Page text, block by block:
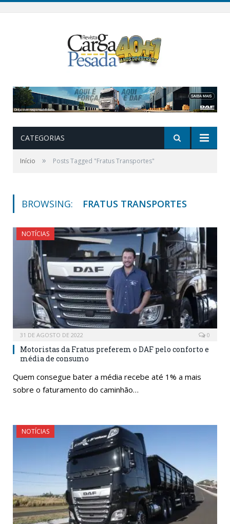
CATEGORIAS
Início » Posts Tagged "Fratus Transportes"
BROWSING: FRATUS TRANSPORTES
NOTÍCIAS
31 DE AGOSTO DE 2022 0
Motoristas da Fratus preferem o DAF pelo conforto e
média de consumo
Quem consegue bater a média recebe até 1% a mais
sobre o faturamento do caminhão…
NOTÍCIAS